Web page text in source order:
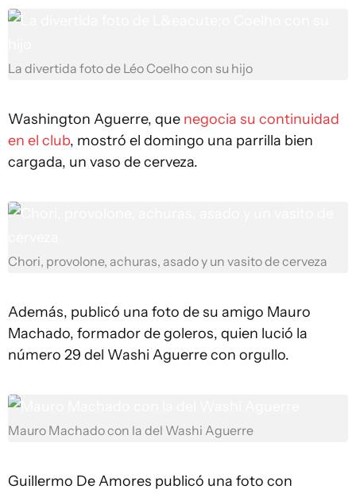
La divertida foto de Léo Coelho con su hijo
Washington Aguerre, que negocia su continuidad
en el club, mostró el domingo una parrilla bien
cargada, un vaso de cerveza.
Chori, provolone, achuras, asado y un vasito de cerveza
Además, publicó una foto de su amigo Mauro
Machado, formador de goleros, quien lució la
número 29 del Washi Aguerre con orgullo.
Mauro Machado con la del Washi Aguerre
Guillermo De Amores publicó una foto con